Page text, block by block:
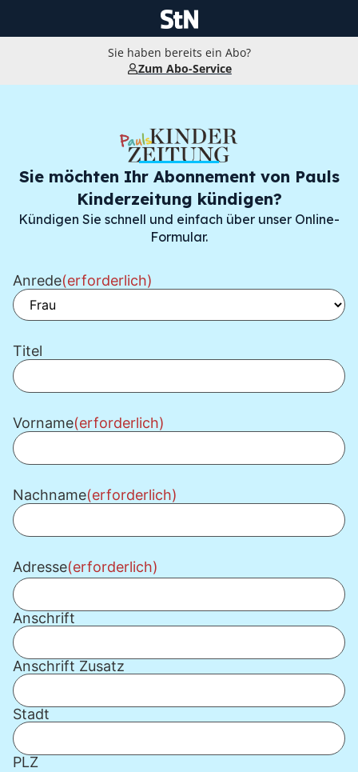
Sie haben bereits ein Abo?
Zum Abo-Service
Sie möchten Ihr Abonnement von Pauls
Kinderzeitung kündigen?
Kündigen Sie schnell und einfach über unser Online-
Formular.
Anrede(erforderlich)
Titel
Vorname(erforderlich)
Nachname(erforderlich)
Adresse(erforderlich)
Anschrift
Anschrift Zusatz
Stadt
PLZ